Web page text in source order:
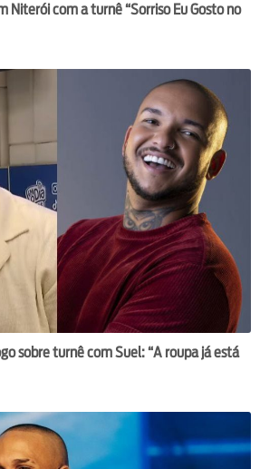
Niterói com a turnê “Sorriso Eu Gosto no
sobre turnê com Suel: “A roupa já está